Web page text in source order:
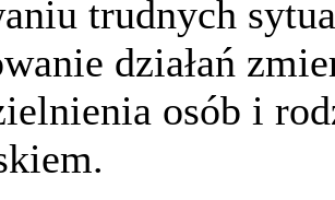
trudnych
działań
osób i